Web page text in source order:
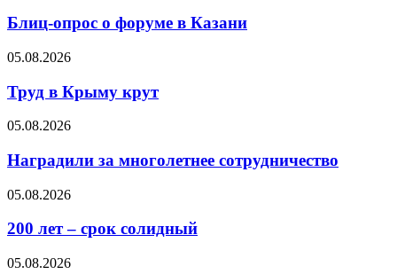
Блиц-опрос о форуме в Казани
05.08.2026
Труд в Крыму крут
05.08.2026
Наградили за многолетнее сотрудничество
05.08.2026
200 лет – срок солидный
05.08.2026